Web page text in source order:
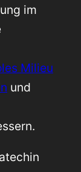
im
Milieu
und